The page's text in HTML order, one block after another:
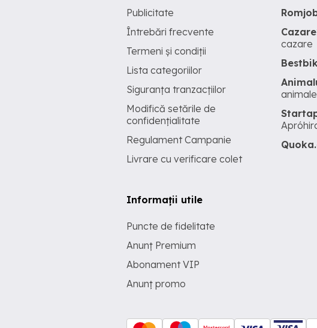
Publicitate
Întrebări frecvente
Termeni și condiții
Lista categoriilor
Siguranța tranzacțiilor
Modifică setările de
confidențialitate
Regulament Campanie
Livrare cu verificare colet
Informații utile
Puncte de fidelitate
Anunț Premium
Abonament VIP
Anunț promo
cazare
animale